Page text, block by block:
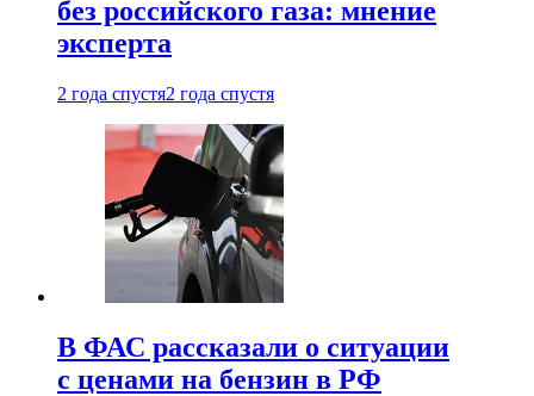
без российского газа: мнение
эксперта
2 года спустя2 года спустя
В ФАС рассказали о ситуации
с ценами на бензин в РФ